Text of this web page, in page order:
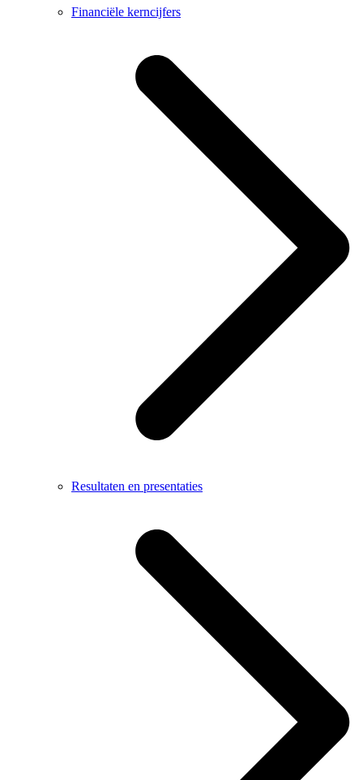
Financiële kerncijfers
Resultaten en presentaties